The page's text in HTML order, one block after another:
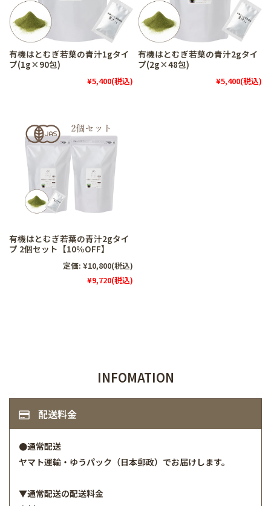
有機はとむぎ若葉の青汁1gタイ
プ(1g×90包)
¥5,400(税込)
有機はとむぎ若葉の青汁2gタイ
プ(2g×48包)
¥5,400(税込)
有機はとむぎ若葉の青汁2gタイ
プ 2個セット【10％OFF】
定価: ¥10,800(税込)
¥9,720(税込)
INFOMATION
配送料金
●通常配送
ヤマト運輸・ゆうパック（日本郵政）でお届けします。
▼通常配送の配送料金